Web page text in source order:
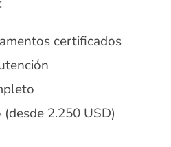
certificados
2.250 USD)